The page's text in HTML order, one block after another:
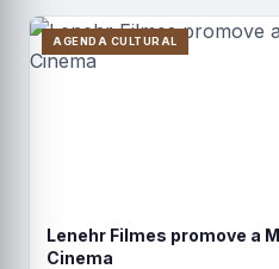
AGENDA CULTURAL
Lenehr Filmes promove a
Cinema